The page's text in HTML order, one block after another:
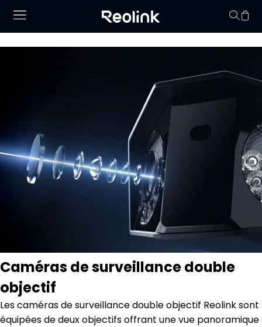
Caméras de surveillance double
objectif
Les caméras de surveillance double objectif Reolink sont
équipées de deux objectifs offrant une vue panoramique